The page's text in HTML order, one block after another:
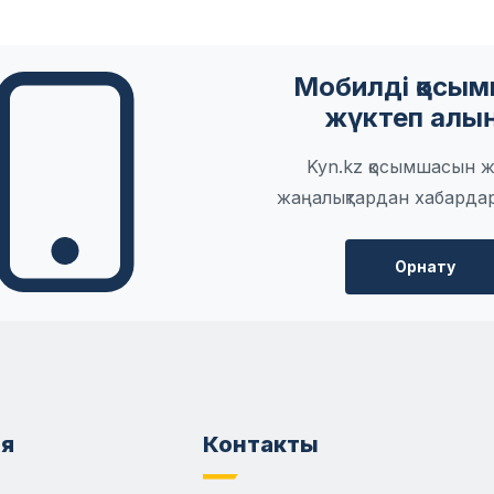
Мобилді
жүктеп
Kyn.kz қосымшасын
жаңалықтардан
Орнату
Контакты